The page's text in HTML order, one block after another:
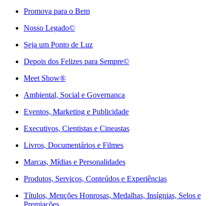
Promova para o Bem
Nosso Legado©
Seja um Ponto de Luz
Depois dos Felizes para Sempre©️
Meet Show®
Ambiental, Social e Governança
Eventos, Marketing e Publicidade
Executivos, Cientistas e Cineastas
⁠Livros, Documentários e Filmes
Marcas, Mídias e Personalidades
⁠Produtos, Serviços, Conteúdos e Experiências
Títulos, Menções Honrosas, Medalhas, Insígnias, Selos e